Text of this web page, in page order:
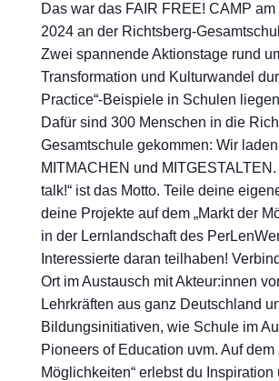
Das war das FAIR FREE! CAMP am
2024 an der Richtsberg-
Zwei spannende Aktionstage rund
Transformation und Kulturwandel
Practice“-Beispiele in Schulen
Dafür sind 300 Menschen in die
Gesamtschule gekommen: Wir
MITMACHEN und MITGESTALTEN.
talk!“ ist das Motto. Teile deine
deine Projekte auf dem „Markt der
in der Lernlandschaft des
Interessierte daran teilhaben!
Ort im Austausch mit Akteur:innen
Lehrkräften aus ganz Deutschland
Bildungsinitiativen, wie Schule im
Pioneers of Education uvm. Auf dem
Möglichkeiten“ erlebst du Inspiration